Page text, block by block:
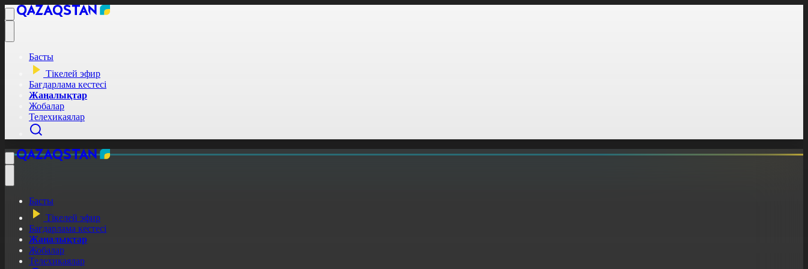
Басты
Тікелей эфир
Бағдарлама кестесі
Жаңалықтар
Жобалар
Телехикаялар
Басты
Тікелей эфир
Бағдарлама кестесі
Жаңалықтар
Жобалар
Телехикаялар